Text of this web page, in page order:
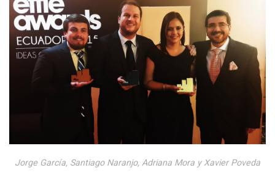
Jorge García, Santiago Naranjo, Adriana Mora y Xavier Poveda